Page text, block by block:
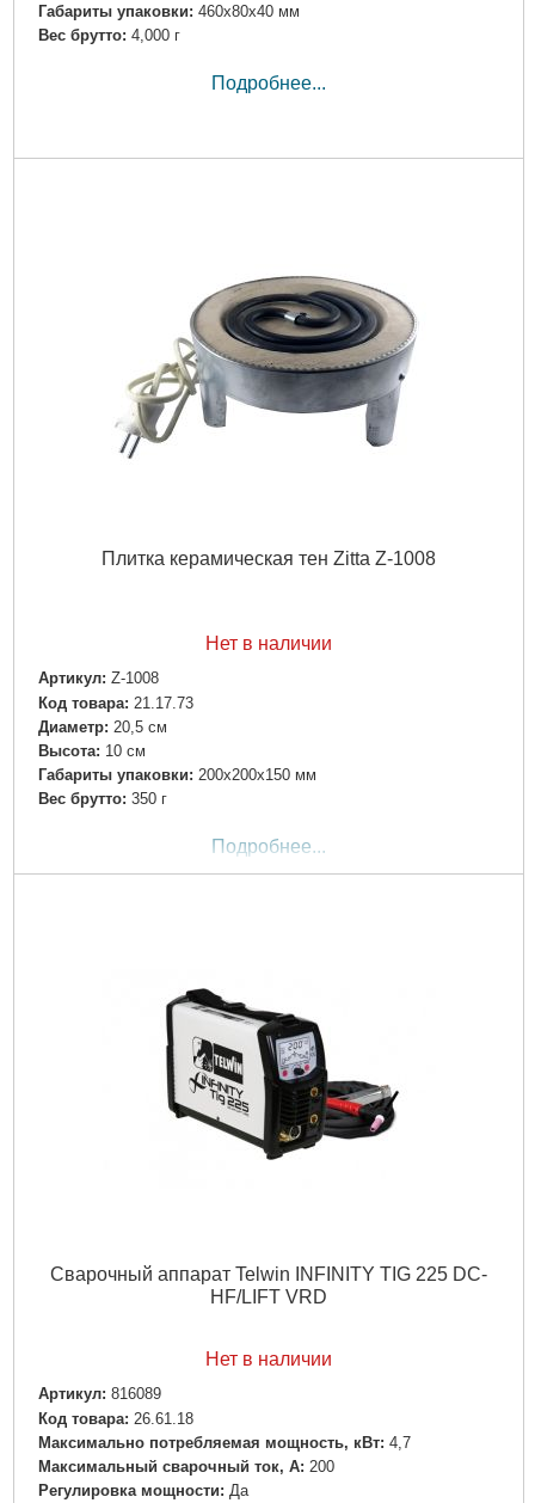
Габариты упаковки: 460x80x40 мм
Вес брутто: 4,000 г
Подробнее...
Плитка керамическая тен Zitta Z-1008
Нет в наличии
Артикул: Z-1008
Код товара: 21.17.73
Диаметр: 20,5 см
Высота: 10 см
Габариты упаковки: 200x200x150 мм
Вес брутто: 350 г
Подробнее...
Сварочный аппарат Telwin INFINITY TIG 225 DC-
HF/LIFT VRD
Нет в наличии
Артикул: 816089
Код товара: 26.61.18
Максимально потребляемая мощность, кВт: 4,7
Максимальный сварочный ток, А: 200
Регулировка мощности: Да